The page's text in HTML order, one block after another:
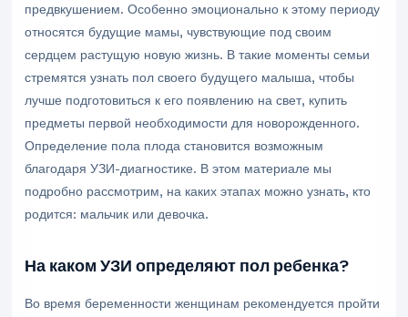
предвкушением. Особенно эмоционально к этому периоду
относятся будущие мамы, чувствующие под своим
сердцем растущую новую жизнь. В такие моменты семьи
стремятся узнать пол своего будущего малыша, чтобы
лучше подготовиться к его появлению на свет, купить
предметы первой необходимости для новорожденного.
Определение пола плода становится возможным
благодаря УЗИ-диагностике. В этом материале мы
подробно рассмотрим, на каких этапах можно узнать, кто
родится: мальчик или девочка.
На каком УЗИ определяют пол ребенка?
Во время беременности женщинам рекомендуется пройти